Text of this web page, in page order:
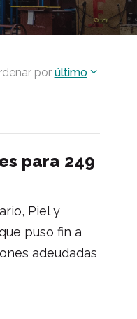
por último
para 249
Piel y
puso fin a
adeudadas